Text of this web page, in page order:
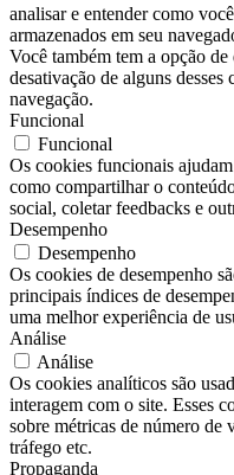
analisar e entender como
armazenados em seu
Você também tem a opção
desativação de alguns
navegação.
Funcional
Funcional
Os cookies funcionais
como compartilhar o
social, coletar feedbacks e
Desempenho
Desempenho
Os cookies de desempenho
principais índices de
uma melhor experiência de
Análise
Análise
Os cookies analíticos são
interagem com o site. Esses
sobre métricas de número de
tráfego etc.
Propaganda